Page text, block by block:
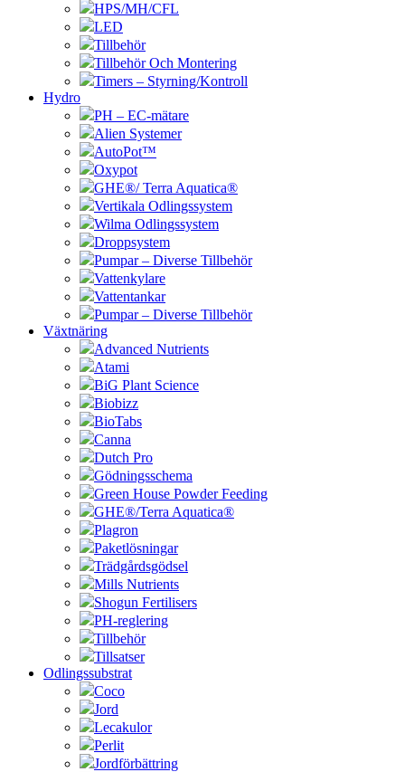
HPS/MH/CFL
LED
Tillbehör
Tillbehör Och Montering
Timers – Styrning/Kontroll
Hydro
PH – EC-mätare
Alien Systemer
AutoPot™
Oxypot
GHE®/ Terra Aquatica®
Vertikala Odlingssystem
Wilma Odlingssystem
Droppsystem
Pumpar – Diverse Tillbehör
Vattenkylare
Vattentankar
Pumpar – Diverse Tillbehör
Växtnäring
Advanced Nutrients
Atami
BiG Plant Science
Biobizz
BioTabs
Canna
Dutch Pro
Gödningsschema
Green House Powder Feeding
GHE®/Terra Aquatica®
Plagron
Paketlösningar
Trädgårdsgödsel
Mills Nutrients
Shogun Fertilisers
PH-reglering
Tillbehör
Tillsatser
Odlingssubstrat
Coco
Jord
Lecakulor
Perlit
Jordförbättring